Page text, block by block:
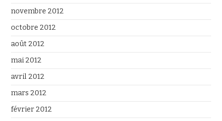
novembre 2012
octobre 2012
août 2012
mai 2012
avril 2012
mars 2012
février 2012